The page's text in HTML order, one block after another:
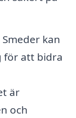
Smeder kan
för att bidra
är
och